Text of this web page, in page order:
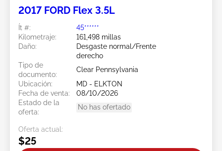
2017 FORD Flex 3.5L
Ít #:
45******
Kilometraje:
161,498 millas
Daño:
Desgaste normal/Frente
derecho
Tipo de
documento:
Clear Pennsylvania
Ubicación:
MD - ELKTON
Fecha de venta:
08/10/2026
Estado de la
oferta:
No has ofertado
Oferta actual:
$25